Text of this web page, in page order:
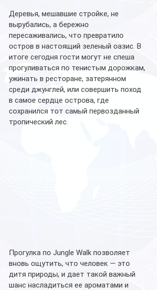
Деревья, мешавшие стройке, не
вырубались, а бережно
пересаживались, что превратило
остров в настоящий зеленый оазис. В
итоге сегодня гости могут не спеша
прогуливаться по тенистым дорожкам,
ужинать в ресторане, затерянном
среди джунглей, или совершить поход
в самое сердце острова, где
сохранился тот самый первозданный
тропический лес.
Прогулка по Jungle Walk позволяет
вновь ощутить, что человек — это
дитя природы, и дает такой важный
шанс насладиться ее ароматами и